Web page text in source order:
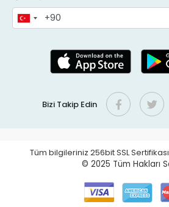
Bizi Takip Edin
Tüm bilgileriniz 256bit SSL
© 2025 Tüm Hakları